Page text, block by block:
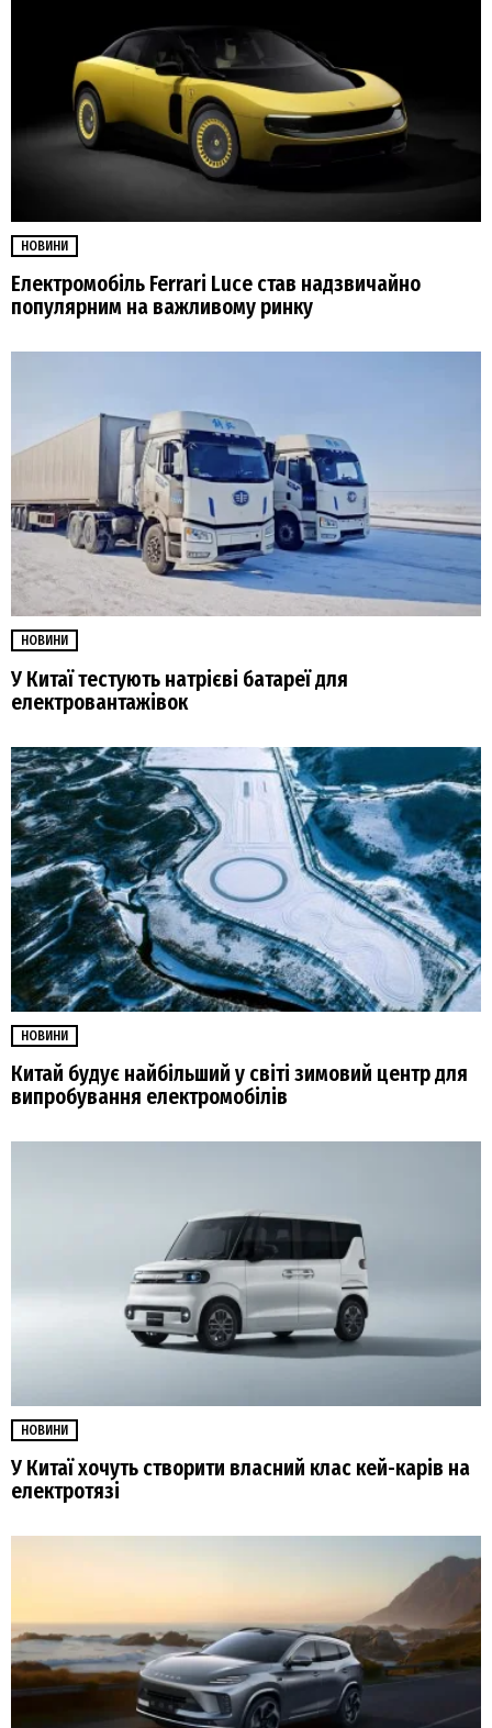
НОВИНИ
Електромобіль Ferrari Luce став надзвичайно
популярним на важливому ринку
НОВИНИ
У Китаї тестують натрієві батареї для
електровантажівок
НОВИНИ
Китай будує найбільший у світі зимовий центр для
випробування електромобілів
НОВИНИ
У Китаї хочуть створити власний клас кей-карів на
електротязі